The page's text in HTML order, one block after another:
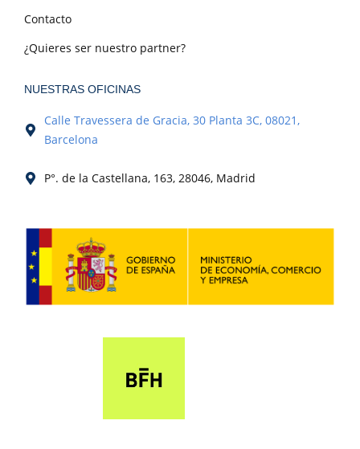
Contacto
¿Quieres ser nuestro partner?
NUESTRAS OFICINAS
Calle Travessera de Gracia, 30 Planta 3C, 08021,
Barcelona
P°. de la Castellana, 163, 28046, Madrid